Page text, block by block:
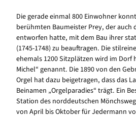
Die gerade einmal 800 Einwohner
berühmten Baumeister Prey, der auch
entworfen hatte, mit dem Bau ihrer
(1745-1748) zu beauftragen. Die
ehemals 1200 Sitzplätzen wird im Dorf
Michel“ genannt. Die 1890 von den
Orgel hat dazu beigetragen, dass das
Beinamen „Orgelparadies“ trägt. Ein
Station des norddeutschen
von April bis Oktober für Jedermann